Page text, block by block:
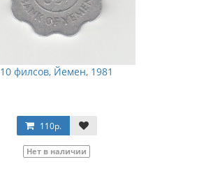
10 филсов, Йемен, 1981
110р.
Нет в наличии